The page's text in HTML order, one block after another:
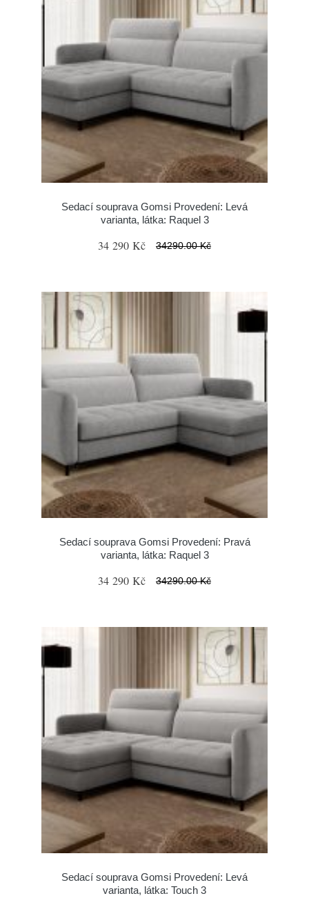
Sedací souprava Gomsi Provedení: Levá
varianta, látka: Raquel 3
34 290 Kč 34290.00 Kč
Sedací souprava Gomsi Provedení: Pravá
varianta, látka: Raquel 3
34 290 Kč 34290.00 Kč
Sedací souprava Gomsi Provedení: Levá
varianta, látka: Touch 3